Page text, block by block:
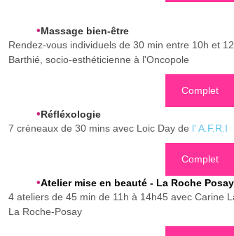
•Massage bien-être
Rendez-vous individuels de 30 min entre 10h et
Barthié, socio-esthéticienne à l'Oncopole
Complet
•Réfléxologie
7 créneaux de 30 mins avec Loic Day de l' A.F.R.I
Complet
•Atelier mise en beauté - La Roche Posay
4 ateliers de 45 min de 11h à 14h45 avec Carine
La Roche-Posay